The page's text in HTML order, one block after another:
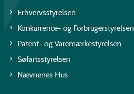
Erhvervsstyrelsen
Konkurrence- og Forbrugerstyrelsen
Patent- og Varemærkestyrelsen
Søfartsstyrelsen
Nævnenes Hus